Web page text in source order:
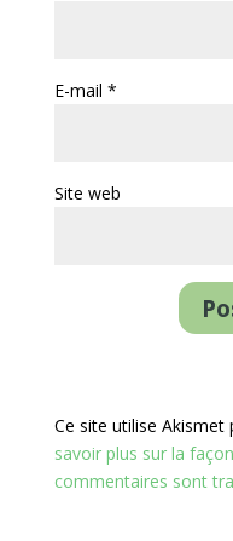
E-mail *
Site web
Ce site utilise Akismet
savoir plus sur la
commentaires sont